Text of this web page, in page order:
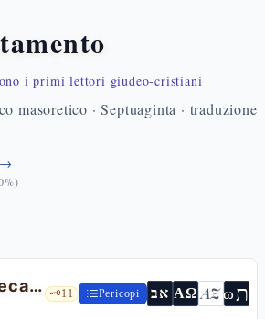
i primi lettori giudeo-cristiani
masoretico · Septuaginta · traduzione
→
%)
Il lutto di Mordecai e il grido del popolo — Est 4,1-5 🗝️11 Pericopi אב ΑΩ AZωת